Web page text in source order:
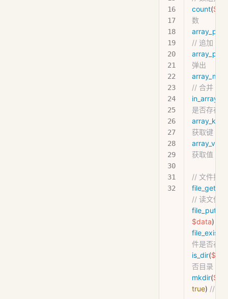
count($arr
数
array_push
// 追加
array_pop
弹出
// 合并
in_array
是否存在
array_keys
获取键
获取值
// 文件操作
// 读文件
$data)
file_exists
件是否存在
is_dir(
否目录
mkdir(
true) // 创